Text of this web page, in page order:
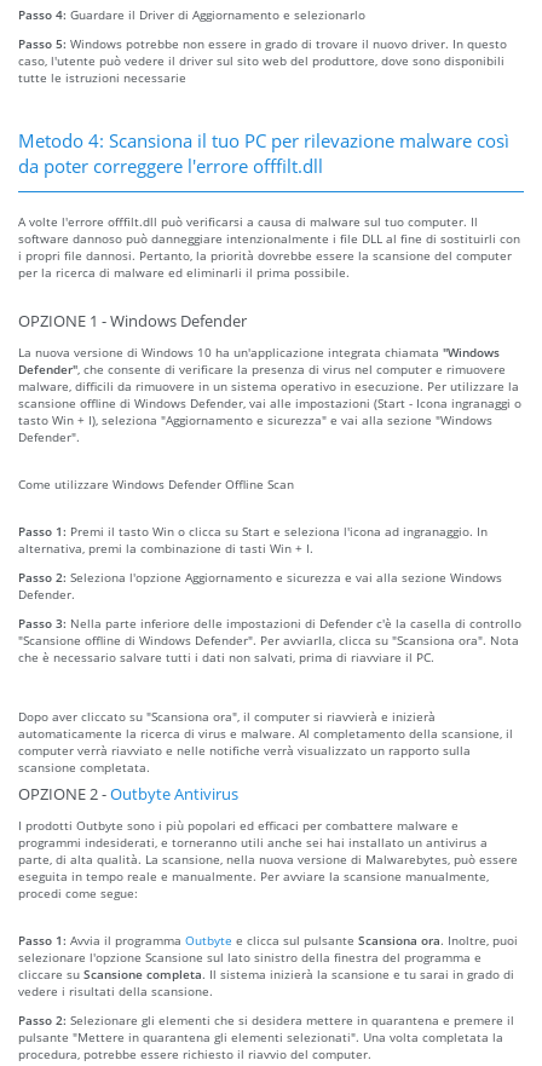
Passo 4: Guardare il Driver di Aggiornamento e selezionarlo
Passo 5: Windows potrebbe non essere in grado di trovare il nuovo driver. In questo
caso, l'utente può vedere il driver sul sito web del produttore, dove sono disponibili
tutte le istruzioni necessarie
Metodo 4: Scansiona il tuo PC per rilevazione malware così
da poter correggere l'errore offfilt.dll
A volte l'errore offfilt.dll può verificarsi a causa di malware sul tuo computer. Il
software dannoso può danneggiare intenzionalmente i file DLL al fine di sostituirli con
i propri file dannosi. Pertanto, la priorità dovrebbe essere la scansione del computer
per la ricerca di malware ed eliminarli il prima possibile.
OPZIONE 1 - Windows Defender
La nuova versione di Windows 10 ha un'applicazione integrata chiamata "Windows
Defender" , che consente di verificare la presenza di virus nel computer e rimuovere
malware, difficili da rimuovere in un sistema operativo in esecuzione. Per utilizzare la
scansione offline di Windows Defender, vai alle impostazioni (Start - Icona ingranaggi o
tasto Win + I), seleziona "Aggiornamento e sicurezza" e vai alla sezione "Windows
Defender".
Come utilizzare Windows Defender Offline Scan
Passo 1: Premi il tasto Win o clicca su Start e seleziona l'icona ad ingranaggio. In
alternativa, premi la combinazione di tasti Win + I.
Passo 2: Seleziona l'opzione Aggiornamento e sicurezza e vai alla sezione Windows
Defender.
Passo 3: Nella parte inferiore delle impostazioni di Defender c'è la casella di controllo
"Scansione offline di Windows Defender". Per avviarlla, clicca su "Scansiona ora". Nota
che è necessario salvare tutti i dati non salvati, prima di riavviare il PC.
Dopo aver cliccato su "Scansiona ora", il computer si riavvierà e inizierà
automaticamente la ricerca di virus e malware. Al completamento della scansione, il
computer verrà riavviato e nelle notifiche verrà visualizzato un rapporto sulla
scansione completata.
OPZIONE 2 -Outbyte Antivirus
I prodotti Outbyte sono i più popolari ed efficaci per combattere malware e
programmi indesiderati, e torneranno utili anche sei hai installato un antivirus a
parte, di alta qualità. La scansione, nella nuova versione di Malwarebytes, può essere
eseguita in tempo reale e manualmente. Per avviare la scansione manualmente,
procedi come segue:
Passo 1: Avvia il programma Outbyte e clicca sul pulsante Scansiona ora. Inoltre, puoi
selezionare l'opzione Scansione sul lato sinistro della finestra del programma e
cliccare su Scansione completa. Il sistema inizierà la scansione e tu sarai in grado di
vedere i risultati della scansione.
Passo 2: Selezionare gli elementi che si desidera mettere in quarantena e premere il
pulsante "Mettere in quarantena gli elementi selezionati". Una volta completata la
procedura, potrebbe essere richiesto il riavvio del computer.